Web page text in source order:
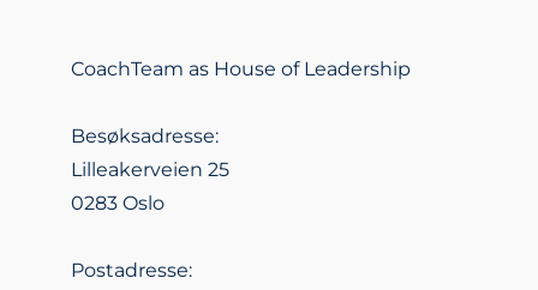
CoachTeam as House of Leadership
Besøksadresse:
Lilleakerveien 25
0283 Oslo
Postadresse: